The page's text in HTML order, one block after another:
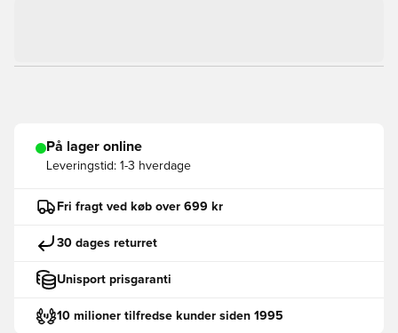
På lager online
Leveringstid: 1-3 hverdage
Fri fragt ved køb over 699 kr
30 dages returret
Unisport prisgaranti
10 milioner tilfredse kunder siden 1995